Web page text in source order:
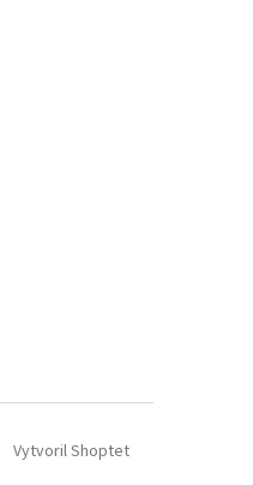
Vytvoril Shoptet